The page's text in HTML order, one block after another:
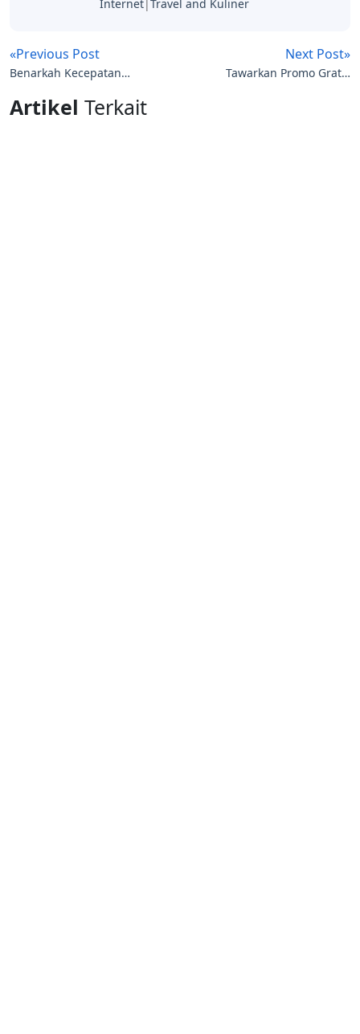
Internet|Travel and Kuliner
«Previous Post
Benarkah Kecepatan
minimal 100 Mbps?
Next Post»
Tawarkan Promo Gratis
Artikel Terkait